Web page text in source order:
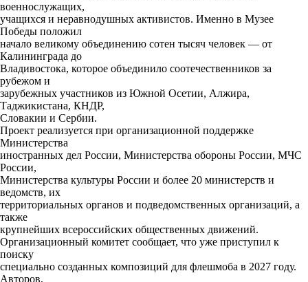
военнослужащих,
учащихся и неравнодушных активистов. Именно в Музее
Победы положил
начало великому объединению сотен тысяч человек — от
Калининграда до
Владивостока, которое объединило соотечественников за
рубежом и
зарубежных участников из Южной Осетии, Алжира,
Таджикистана, КНДР,
Словакии и Сербии.
Проект реализуется при организационной поддержке
Министерства
иностранных дел России, Министерства обороны России, МЧС
России,
Министерства культуры России и более 20 министерств и
ведомств, их
территориальных органов и подведомственных организаций, а
также
крупнейших всероссийских общественных движений.
Организационный комитет сообщает, что уже приступил к
поиску
специально созданных композиций для флешмоба в 2027 году.
Авторов,